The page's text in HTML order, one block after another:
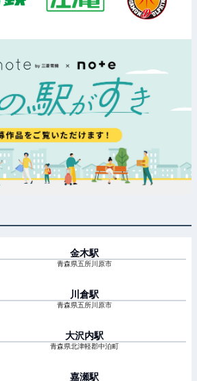
金木駅
青森県五所川原市
川倉駅
青森県五所川原市
大沢内駅
青森県北津軽郡中泊町
嘉瀬駅